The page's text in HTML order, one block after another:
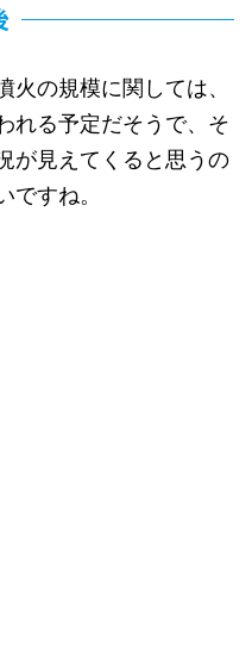
の規模に関しては、
れる予定だそうで、そ
が見えてくると思うの
ですね。